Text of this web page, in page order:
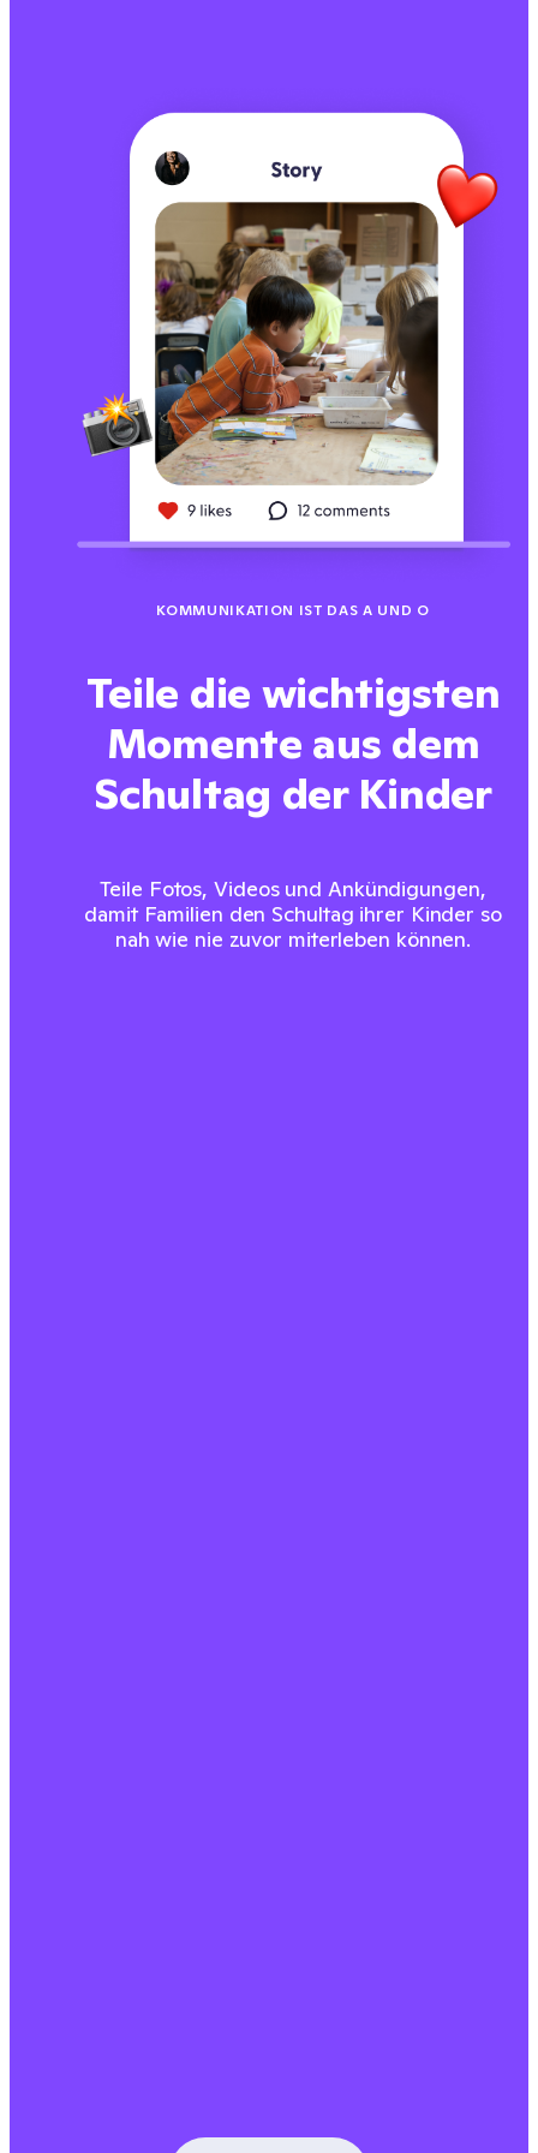
KOMMUNIKATION IST DAS A UND O
Teile die wichtigsten
Momente aus dem
Schultag der Kinder
Teile Fotos, Videos und Ankündigungen,
damit Familien den Schultag ihrer Kinder so
nah wie nie zuvor miterleben können.